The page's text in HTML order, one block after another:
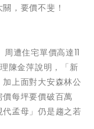
，要價不斐！
遭住宅單價高達11
陳金萍說明，「新
上面對大安森林公
每坪要價破百萬
孟母」仍是趨之若